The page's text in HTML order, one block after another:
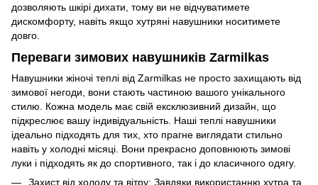
дозволяють шкірі дихати, тому ви не відчуватимете
дискомфорту, навіть якщо хутряні навушники носитимете
довго.
Переваги зимових навушників Zarmilkas
Навушники жіночі теплі від Zarmilkas не просто захищають від
зимової негоди, вони стають частиною вашого унікального
стилю. Кожна модель має свій ексклюзивний дизайн, що
підкреслює вашу індивідуальність. Наші теплі навушники
ідеально підходять для тих, хто прагне виглядати стильно
навіть у холодні місяці. Вони прекрасно доповнюють зимові
луки і підходять як до спортивного, так і до класичного одягу.
Захист від холоду та вітру: Завдяки використанню хутра та